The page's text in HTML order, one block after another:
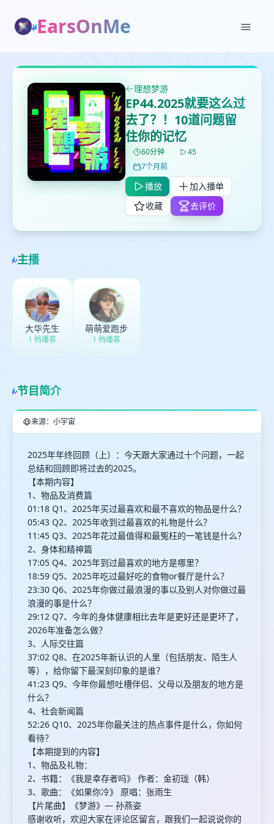
EarsOnMe
理想梦游
EP44.2025就要这么过
去了？！10道问题留
住你的记忆
60分钟
45
7个月前
播放
加入播单
收藏
去评价
主播
大华先生
1 档播客
萌萌爱跑步
1 档播客
节目简介
来源：小宇宙
2025年年终回顾（上）：今天跟大家通过十个问题，一起
总结和回顾即将过去的2025。
【本期内容】
1、物品及消费篇
01:18 Q1、2025年买过最喜欢和最不喜欢的物品是什么？
05:43 Q2、2025年收到过最喜欢的礼物是什么？
11:45 Q3、2025年花过最值得和最冤枉的一笔钱是什么？
2、身体和精神篇
17:05 Q4、2025年到过最喜欢的地方是哪里？
18:59 Q5、2025年吃过最好吃的食物or餐厅是什么？
23:30 Q6、2025年你做过最浪漫的事以及别人对你做过最
浪漫的事是什么？
29:12 Q7、今年的身体健康相比去年是更好还是更坏了，
2026年准备怎么做？
3、人际交往篇
37:02 Q8、在2025年新认识的人里（包括朋友、陌生人
等），给你留下最深刻印象的是谁？
41:23 Q9、今年你最想吐槽伴侣、父母以及朋友的地方是
什么？
4、社会新闻篇
52:26 Q10、2025年你最关注的热点事件是什么，你如何
看待？
【本期提到的内容】
1、物品及礼物：
2、书籍：《我是幸存者吗》 作者：金初珑（韩）
3、歌曲：《如果你冷》 原唱：张雨生
【片尾曲】《梦游》— 孙燕姿
感谢收听，欢迎大家在评论区留言，跟我们一起说说你的
✕
打分
鼠标下留人
✕
删除确认
取消
✕
创建